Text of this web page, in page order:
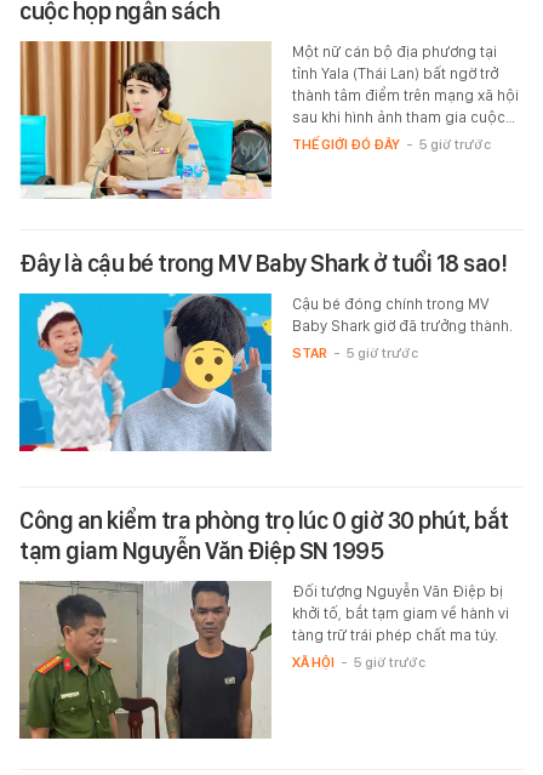
cuộc họp ngân sách
Một nữ cán bộ địa phương tại
tỉnh Yala (Thái Lan) bất ngờ trở
thành tâm điểm trên mạng xã hội
sau khi hình ảnh tham gia cuộc…
THẾ GIỚI ĐÓ ĐÂY - 5 giờ trước
Đây là cậu bé trong MV Baby Shark ở tuổi 18 sao!
Cậu bé đóng chính trong MV
Baby Shark giờ đã trưởng thành.
STAR - 5 giờ trước
Công an kiểm tra phòng trọ lúc 0 giờ 30 phút, bắt
tạm giam Nguyễn Văn Điệp SN 1995
Đối tượng Nguyễn Văn Điệp bị
khởi tố, bắt tạm giam về hành vi
tàng trữ trái phép chất ma túy.
XÃ HỘI - 5 giờ trước